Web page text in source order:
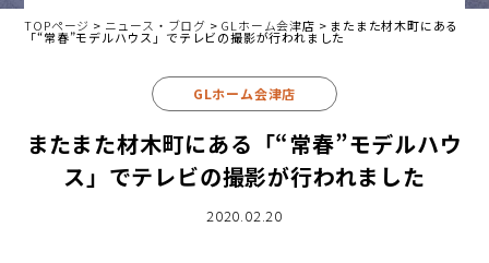
TOPページ > ニュース・ブログ > GLホーム会津店 > またまた材木町にある
「“常春”モデルハウス」でテレビの撮影が行われました
GLホーム会津店
またまた材木町にある「“常春”モデルハウ
ス」でテレビの撮影が行われました
2020.02.20